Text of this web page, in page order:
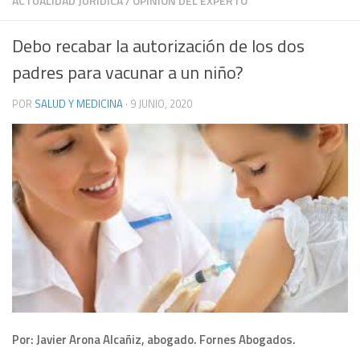
Debo recabar la autorización de los dos
padres para vacunar a un niño?
POR SALUD Y MEDICINA · 9 JUNIO, 2020
Por: Javier Arona Alcañiz, abogado. Fornes Abogados.